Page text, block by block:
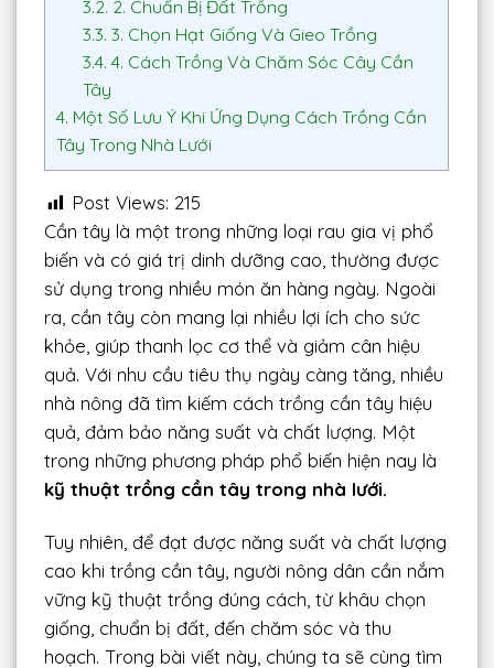
3.2. 2. Chuẩn Bị Đất Trồng
3.3. 3. Chọn Hạt Giống Và Gieo Trồng
3.4. 4. Cách Trồng Và Chăm Sóc Cây Cần
Tây
4. Một Số Lưu Ý Khi Ứng Dụng Cách Trồng Cần
Tây Trong Nhà Lưới
Post Views: 215
Cần tây là một trong những loại rau gia vị phổ
biến và có giá trị dinh dưỡng cao, thường được
sử dụng trong nhiều món ăn hàng ngày. Ngoài
ra, cần tây còn mang lại nhiều lợi ích cho sức
khỏe, giúp thanh lọc cơ thể và giảm cân hiệu
quả. Với nhu cầu tiêu thụ ngày càng tăng, nhiều
nhà nông đã tìm kiếm cách trồng cần tây hiệu
quả, đảm bảo năng suất và chất lượng. Một
trong những phương pháp phổ biến hiện nay là
kỹ thuật trồng cần tây trong nhà lưới.
Tuy nhiên, để đạt được năng suất và chất lượng
cao khi trồng cần tây, người nông dân cần nắm
vững kỹ thuật trồng đúng cách, từ khâu chọn
giống, chuẩn bị đất, đến chăm sóc và thu
hoạch. Trong bài viết này, chúng ta sẽ cùng tìm